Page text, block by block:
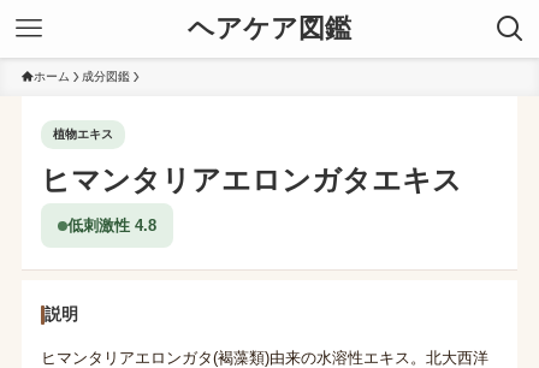
ヘアケア図鑑
ホーム 成分図鑑
植物エキス
ヒマンタリアエロンガタエキス
低刺激性 4.8
説明
ヒマンタリアエロンガタ(褐藻類)由来の水溶性エキス。北大西洋